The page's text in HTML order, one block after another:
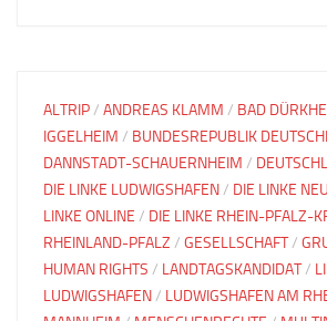
ALTRIP/ ANDREAS KLAMM / BAD
IGGELHEIM / BUNDESREPUBLIK
DANNSTADT-SCHAUERNHEIM /
DIE LINKE LUDWIGSHAFEN/ DIE LINKE
LINKE ONLINE / DIE LINKE RHEIN-PFALZ-
RHEINLAND-PFALZ / GESELLSCHAFT/
HUMAN RIGHTS / LANDTAGSKANDIDAT/
LUDWIGSHAFEN/ LUDWIGSHAFEN AM